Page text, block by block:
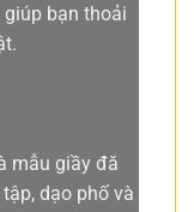
giúp bạn thoải
mẫu giầy đă
dạo phố và